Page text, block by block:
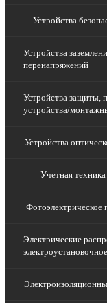
Устройства
Устройства
перенапряжений
Устройства защиты,
устройства/
Устройства
Учетная техника
Фотоэлектрическое
Электрические